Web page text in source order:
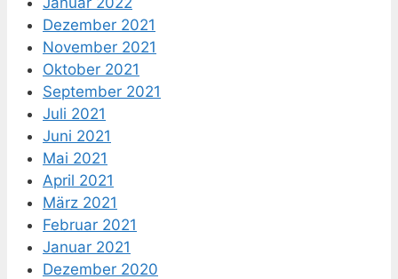
Dezember 2021
November 2021
Oktober 2021
September 2021
Juli 2021
Juni 2021
Mai 2021
April 2021
März 2021
Februar 2021
Januar 2021
Dezember 2020